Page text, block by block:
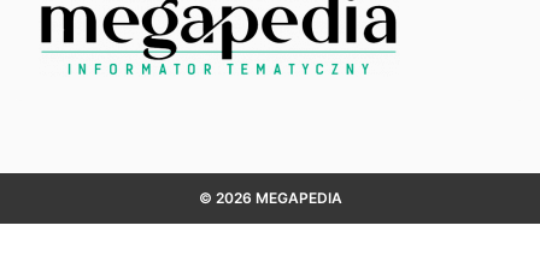
© 2026 MEGAPEDIA